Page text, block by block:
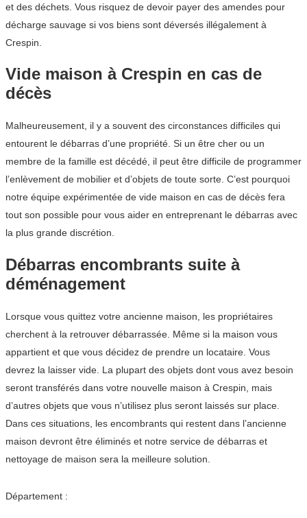
et des déchets. Vous risquez de devoir payer des amendes pour
décharge sauvage si vos biens sont déversés illégalement à
Crespin.
Vide maison à Crespin en cas de
décès
Malheureusement, il y a souvent des circonstances difficiles qui
entourent le débarras d’une propriété. Si un être cher ou un
membre de la famille est décédé, il peut être difficile de programmer
l’enlèvement de mobilier et d’objets de toute sorte. C’est pourquoi
notre équipe expérimentée de vide maison en cas de décès fera
tout son possible pour vous aider en entreprenant le débarras avec
la plus grande discrétion.
Débarras encombrants suite à
déménagement
Lorsque vous quittez votre ancienne maison, les propriétaires
cherchent à la retrouver débarrassée. Même si la maison vous
appartient et que vous décidez de prendre un locataire. Vous
devrez la laisser vide. La plupart des objets dont vous avez besoin
seront transférés dans votre nouvelle maison à Crespin, mais
d’autres objets que vous n’utilisez plus seront laissés sur place.
Dans ces situations, les encombrants qui restent dans l’ancienne
maison devront être éliminés et notre service de débarras et
nettoyage de maison sera la meilleure solution.
Département :